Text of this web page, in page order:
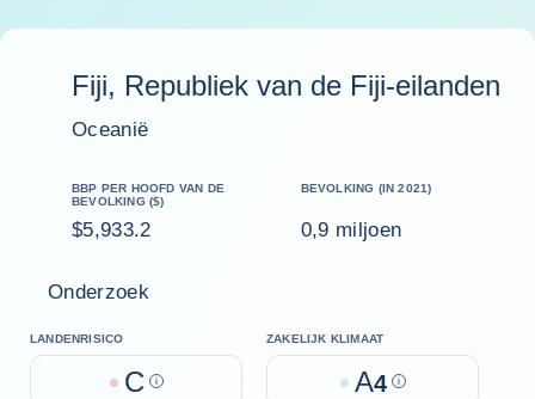
Fiji, Republiek van de Fiji-eilanden
Oceanië
BBP PER HOOFD VAN DE
BEVOLKING ($)
$5,933.2
BEVOLKING (IN 2021)
0,9 miljoen
Onderzoek
LANDENRISICO
C Help
ZAKELIJK KLIMAAT
A4 Help